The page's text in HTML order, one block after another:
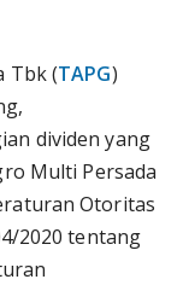
Tbk (TAPG)
dividen yang
Multi Persada
Otoritas
2020 tentang